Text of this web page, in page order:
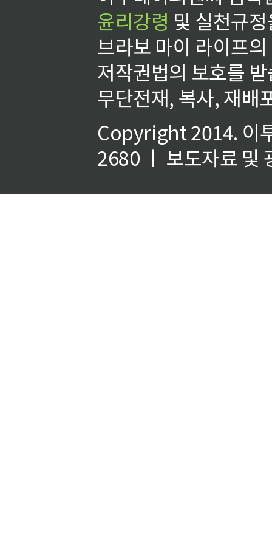
윤리강령 및 실천규
브라보 마이 라이프
저작권법의 보호를
무단전재, 복사, 재배
Copyright 2014. 이
2680 ㅣ 보도자료